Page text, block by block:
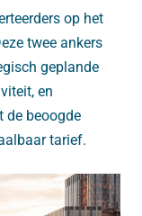
op het
twee ankers
geplande
en
de beoogde
tarief.